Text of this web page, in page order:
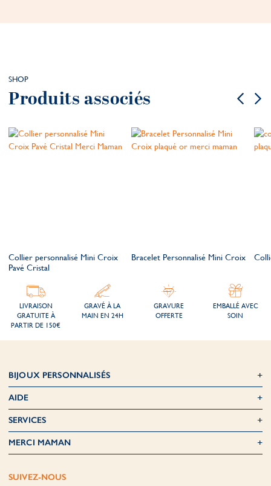
SHOP
Produits associés
Collier personnalisé Mini Croix
Pavé Cristal
Bracelet Personnalisé Mini Croix
LIVRAISON
GRATUITE À
PARTIR DE 150€
GRAVÉ À LA
MAIN EN 24H
GRAVURE
OFFERTE
EMBALLÉ AVEC
SOIN
BIJOUX PERSONNALISÉS
AIDE
SERVICES
MERCI MAMAN
SUIVEZ-NOUS